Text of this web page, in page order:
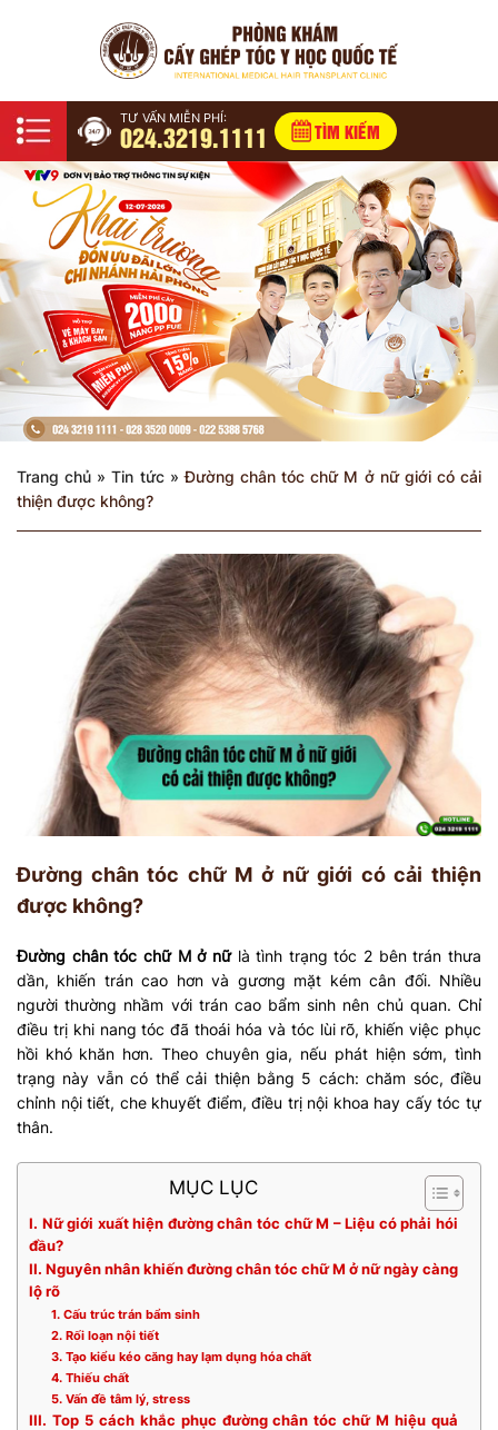
TƯ VẤN MIỄN PHÍ:
024.3219.1111 TÌM KIẾM
Trang chủ »Tin tức»Đường chân tóc chữ M ở nữ giới có cải
thiện được không?
Đường chân tóc chữ M ở nữ giới có cải thiện
được không?
Đường chân tóc chữ M ở nữlà tình trạng tóc 2 bên trán thưa
dần, khiến trán cao hơn và gương mặt kém cân đối. Nhiều
người thường nhầm với trán cao bẩm sinh nên chủ quan. Chỉ
điều trị khi nang tóc đã thoái hóa và tóc lùi rõ, khiến việc phục
hồi khó khăn hơn. Theo chuyên gia, nếu phát hiện sớm, tình
trạng này vẫn có thể cải thiện bằng 5 cách: chăm sóc, điều
chỉnh nội tiết, che khuyết điểm, điều trị nội khoa hay cấy tóc tự
thân.
MỤC LỤC
I. Nữ giới xuất hiện đường chân tóc chữ M – Liệu có phải hói
đầu?
II. Nguyên nhân khiến đường chân tóc chữ M ở nữ ngày càng
lộ rõ
1. Cấu trúc trán bẩm sinh
2. Rối loạn nội tiết
3. Tạo kiểu kéo căng hay lạm dụng hóa chất
4. Thiếu chất
5. Vấn đề tâm lý, stress
III. Top 5 cách khắc phục đường chân tóc chữ M hiệu quả